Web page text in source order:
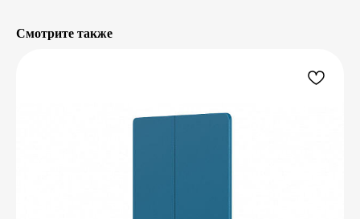
Смотрите также